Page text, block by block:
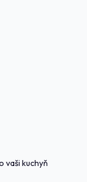
vaši kuchyň